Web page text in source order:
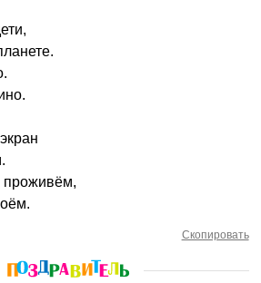
проживём,
Скопировать